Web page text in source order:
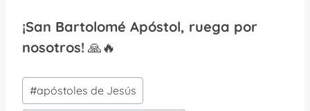
¡San Bartolomé Apóstol, ruega por
nosotros! 🙏🔥
Etiquetas
de
#apóstoles de Jesús